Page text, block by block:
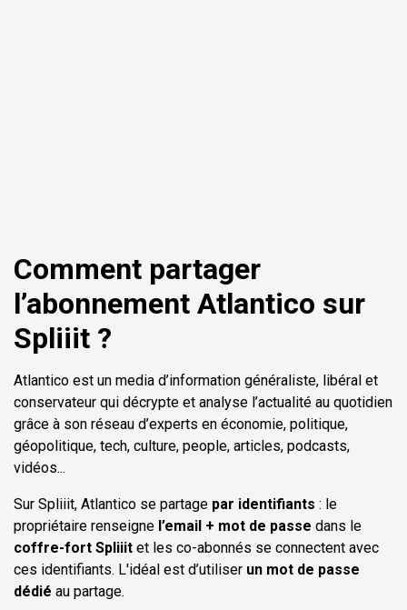
Comment partager
l’abonnement Atlantico sur
Spliiit ?
Atlantico est un media d’information généraliste, libéral et
conservateur qui décrypte et analyse l’actualité au quotidien
grâce à son réseau d’experts en économie, politique,
géopolitique, tech, culture, people, articles, podcasts,
vidéos...
Sur Spliiit, Atlantico se partage par identifiants : le
propriétaire renseigne l’email + mot de passe dans le
coffre-fort Spliiit et les co-abonnés se connectent avec
ces identifiants. L'idéal est d’utiliser un mot de passe
dédié au partage.